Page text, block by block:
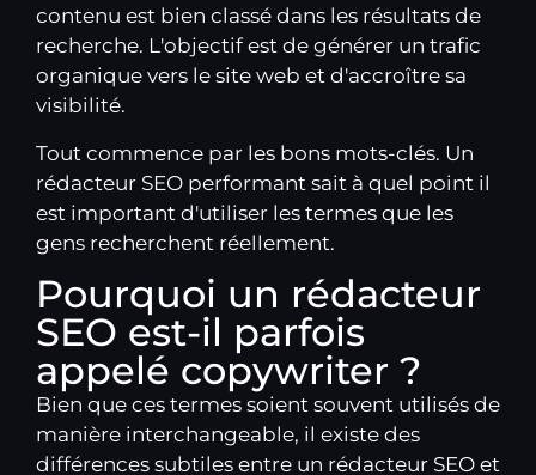
contenu est bien classé dans les résultats de
recherche. L'objectif est de générer un trafic
organique vers le site web et d'accroître sa
visibilité.
Tout commence par les bons mots-clés. Un
rédacteur SEO performant sait à quel point il
est important d'utiliser les termes que les
gens recherchent réellement.
Pourquoi un rédacteur
SEO est-il parfois
appelé copywriter ?
Bien que ces termes soient souvent utilisés de
manière interchangeable, il existe des
différences subtiles entre un rédacteur SEO et